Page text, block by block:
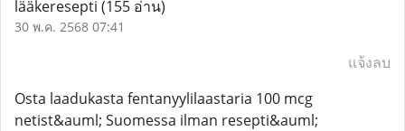
lääkeresepti (155 อ่าน)
30 พ.ค. 2568 07:41
แจ้งลบ
Osta laadukasta fentanyylilaastaria 100 mcg
netist&auml; Suomessa ilman resepti&auml;